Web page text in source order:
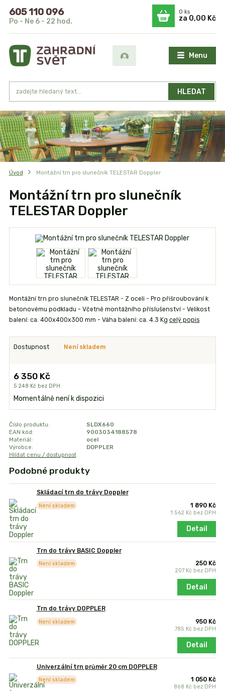
Menu
HLEDAT
605 110 096
Po - Ne 6 - 22 hod.
0ks
za 0,00 Kč
Úvod Montážní trn pro slunečník TELESTAR Doppler
Montážní trn pro slunečník
TELESTAR Doppler
Montážní trn pro slunečník TELESTAR - Z oceli - Pro přišroubování k
betonovému podkladu - Včetně montážního příslušenství - Velikost
balení: ca. 400x400x300 mm - Váha balení: ca. 4.3 Kg celý popis
Dostupnost Není skladem
6 350 Kč
5 248 Kč bez DPH
Momentálně není k dispozici
Číslo produktu:
SLDX660
EAN kód:
9003034188578
Materiál:
ocel
Výrobce:
DOPPLER
Hlídat cenu / dostupnost
Podobné produkty
Skládací trn do trávy Doppler
1 890 Kč
1 562 Kč bez DPH
Není skladem
Detail
Trn do trávy BASIC Doppler
250 Kč
207 Kč bez DPH
Není skladem
Detail
Trn do trávy DOPPLER
950 Kč
785 Kč bez DPH
Není skladem
Detail
Univerzální trn průměr 20 cm DOPPLER
1 050 Kč
868 Kč bez DPH
Není skladem